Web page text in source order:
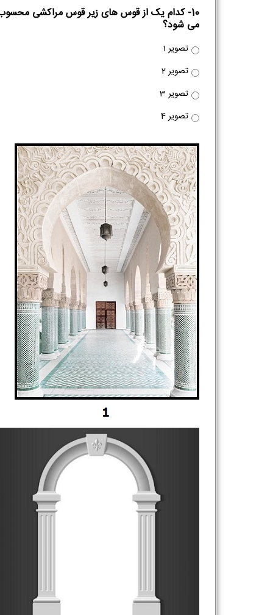
10- کدام یک از قوس های زیر قوس مراکشی
می شود؟
تصویر 1
تصویر 2
تصویر 3
تصویر 4